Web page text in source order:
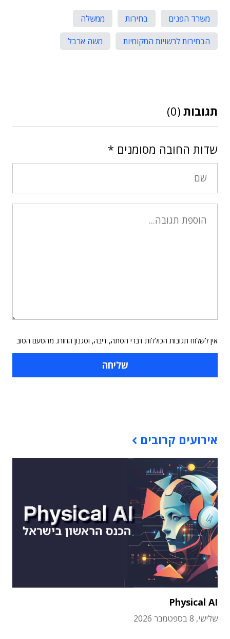
משרד הפנים בחירות
ממשלה
הבחירות לרשויות המקומיות
משה ארבל
תגובות (0)
שדות החובה מסומנים *
אין לשלוח תגובות הכוללות דברי הסתה, דיבה, וסגנון החורג מהטעם הטוב
אירועים קרובים
Physical AI
שלישי, 8 בספטמבר 2026